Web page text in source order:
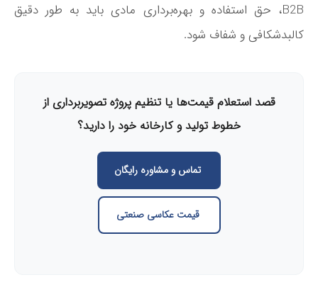
B2B، حق استفاده و بهره‌برداری مادی باید به طور دقیق
کالبدشکافی و شفاف شود.
قصد استعلام قیمت‌ها یا تنظیم پروژه تصویربرداری از
خطوط تولید و کارخانه خود را دارید؟
تماس و مشاوره رایگان
قیمت عکاسی صنعتی